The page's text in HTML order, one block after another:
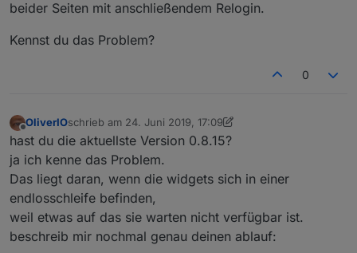
beider Seiten mit anschließendem Relogin.
Kennst du das Problem?
0
Offline
OliverIOschrieb am 24. Juni 2019, 17:09
zuletzt editiert von OliverIO
hast du die aktuellste Version 0.8.15?
ja ich kenne das Problem.
Das liegt daran, wenn die widgets sich in einer
endlosschleife befinden,
weil etwas auf das sie warten nicht verfügbar ist.
beschreib mir nochmal genau deinen ablauf: